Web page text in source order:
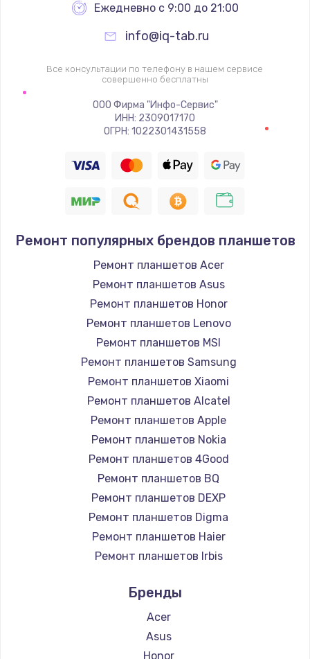
Заказать
Ремонт подсветки
1200 руб.
Заказать
Настройка ОС
Заказать
Чистка от пыли
1060 руб.
Заказать
Замена южного моста
2750 руб.
Заказать
Замена контроллера питания
1490 руб.
Заказать
Замена тачпада
1745 руб.
Замена корпуса
890 руб.
Заказать
Замена материнской платы
Ежедневно с 9:00 до 21:00
info@iq-tab.ru
Все консультации по телефону в нашем сервисе
совершенно бесплатны
ООО Фирма "Инфо-Сервис"
ИНН: 2309017170
ОГРН: 1022301431558
Ремонт популярных брендов планшетов
Ремонт планшетов Acer
Ремонт планшетов Asus
Ремонт планшетов Honor
Ремонт планшетов Lenovo
Ремонт планшетов MSI
Ремонт планшетов Samsung
Ремонт планшетов Xiaomi
Ремонт планшетов Alcatel
Ремонт планшетов Apple
Ремонт планшетов Nokia
Ремонт планшетов 4Good
Ремонт планшетов BQ
Ремонт планшетов DEXP
Ремонт планшетов Digma
Ремонт планшетов Haier
Ремонт планшетов Irbis
Ремонт планшетов Microsoft
Ремонт планшетов BlackView
Ремонт планшетов Amazon
Ремонт планшетов Aquarius
Бренды
Acer
Asus
Honor